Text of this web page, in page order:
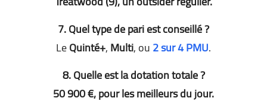
7. Quel type de pari est conseillé ?
LeQuinté+,Multi, ou2 sur 4 PMU.
8. Quelle est la dotation totale ?
50 900 €, pour les meilleurs du jour.